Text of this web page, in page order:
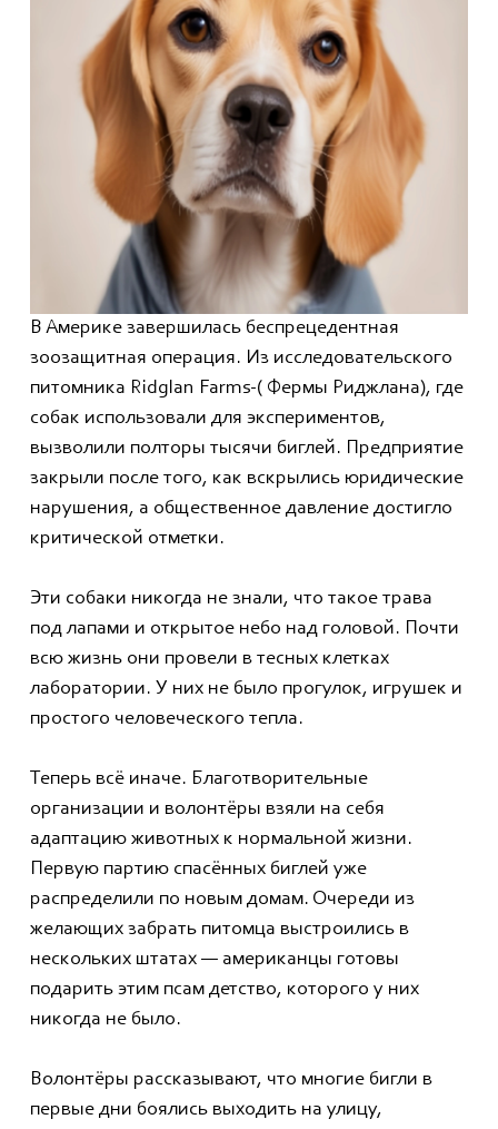
В Америке завершилась беспрецедентная
зоозащитная операция. Из исследовательского
питомника Ridglan Farms-( Фермы Риджлана), где
собак использовали для экспериментов,
вызволили полторы тысячи биглей. Предприятие
закрыли после того, как вскрылись юридические
нарушения, а общественное давление достигло
критической отметки.
Эти собаки никогда не знали, что такое трава
под лапами и открытое небо над головой. Почти
всю жизнь они провели в тесных клетках
лаборатории. У них не было прогулок, игрушек и
простого человеческого тепла.
Теперь всё иначе. Благотворительные
организации и волонтёры взяли на себя
адаптацию животных к нормальной жизни.
Первую партию спасённых биглей уже
распределили по новым домам. Очереди из
желающих забрать питомца выстроились в
нескольких штатах — американцы готовы
подарить этим псам детство, которого у них
никогда не было.
Волонтёры рассказывают, что многие бигли в
первые дни боялись выходить на улицу,